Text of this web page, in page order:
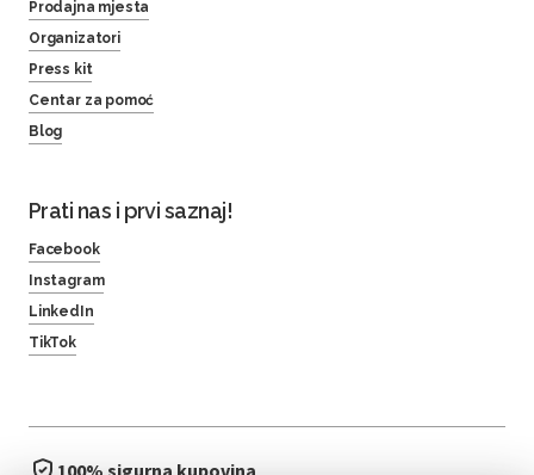
Prodajna mjesta
Organizatori
Press kit
Centar za pomoć
Blog
Prati nas i prvi saznaj!
Facebook
Instagram
LinkedIn
TikTok